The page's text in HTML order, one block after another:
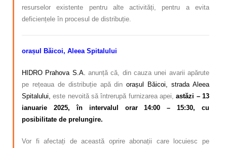
resurselor existente pentru alte activități, pentru a evita
deficiențele în procesul de distribuție.
orașul Băicoi, Aleea Spitalului
HIDRO Prahova S.A. anunță că, din cauza unei avarii apărute
pe rețeaua de distribuție apă dinorașul Băicoi, strada Aleea
Spitalului, este nevoită să întrerupă furnizarea apei,astăzi – 13
ianuarie 2025, în intervalul orar 14:00 – 15:30, cu
posibilitate de prelungire.
Vor fi afectați de această oprire abonații care locuiesc pe